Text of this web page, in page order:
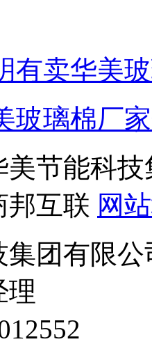
有卖华美
玻璃棉厂
美节能科
邦互联 网
团有限公
理